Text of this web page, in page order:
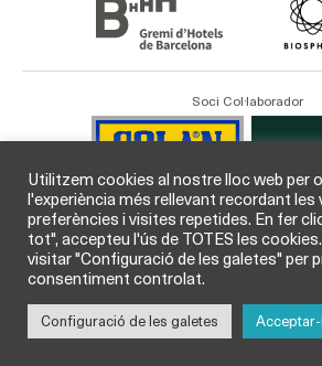
Soci Col·laborador
Utilitzem cookies al nostre lloc web per
l'experiència més rellevant recordant les
preferències i visites repetides. En fer
tot", accepteu l'ús de TOTES les
visitar "Configuració de les galetes" per
consentiment controlat.
Configuració de les galetes